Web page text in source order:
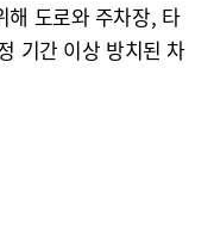
해 도로와 주차장, 타
기간 이상 방치된 차